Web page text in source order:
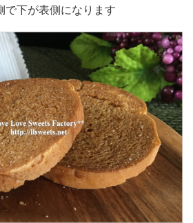
で下が表側になります